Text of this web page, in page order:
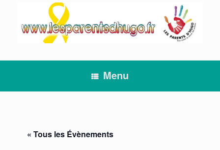
Menu
« Tous les Évènements